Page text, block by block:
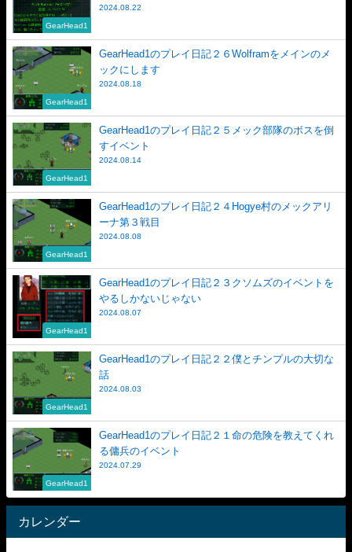
GearHead1
2024.08.22
GearHead1
GearHead1のプレイ日記２６Wolframをメインのメ
ックにします
2024.08.18
GearHead1
GearHead1のプレイ日記２５メック部隊のボスを倒
すイベント
2024.08.14
GearHead1
GearHead1のプレイ日記２４Hogye村のメックアリ
ーナ第３戦目
2024.08.08
GearHead1
GearHead1のプレイ日記２３クソムズのイベントを
やるしかないじゃない
2024.08.07
GearHead1
GearHead1のプレイ日記２２僕とチンプルの大切な
話
2024.08.03
GearHead1
GearHead1のプレイ日記２１命の危険を教えてくれ
る傭兵のイベント
2024.07.29
カレンダー